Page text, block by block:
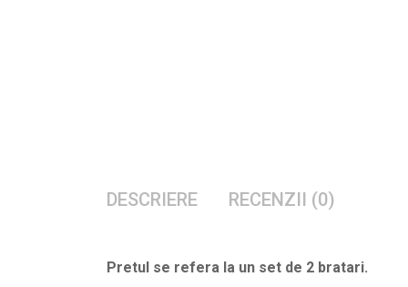
DESCRIERE RECENZII (0)
Pretul se refera la un set de 2 bratari.